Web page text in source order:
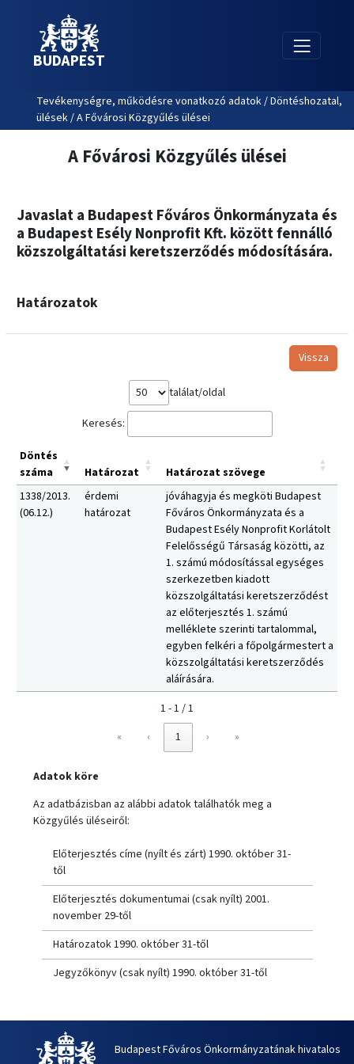
BUDAPEST
Tevékenységre, működésre vonatkozó adatok / Döntéshozatal,
ülések / A Fővárosi Közgyűlés ülései
A Fővárosi Közgyűlés ülései
Javaslat a Budapest Főváros Önkormányzata és
a Budapest Esély Nonprofit Kft. között fennálló
közszolgáltatási keretszerződés módosítására.
Határozatok
Vissza
találat/oldal
Keresés:
Döntés
száma
Határozat
Határozat szövege
1338/2013.
(06.12.)
érdemi
határozat
jóváhagyja és megköti Budapest
Főváros Önkormányzata és a
Budapest Esély Nonprofit Korlátolt
Felelősségű Társaság közötti, az
1. számú módosítással egységes
szerkezetben kiadott
közszolgáltatási keretszerződést
az előterjesztés 1. számú
melléklete szerinti tartalommal,
egyben felkéri a főpolgármestert a
közszolgáltatási keretszerződés
aláírására.
1 - 1 / 1
«
‹ 1 › »
Adatok köre
Az adatbázisban az alábbi adatok találhatók meg a
Közgyűlés üléseiről:
Előterjesztés címe (nyílt és zárt) 1990. október 31-
től
Előterjesztés dokumentumai (csak nyílt) 2001.
november 29-től
Határozatok 1990. október 31-től
Jegyzőkönyv (csak nyílt) 1990. október 31-től
Budapest Főváros Önkormányzatának hivatalos